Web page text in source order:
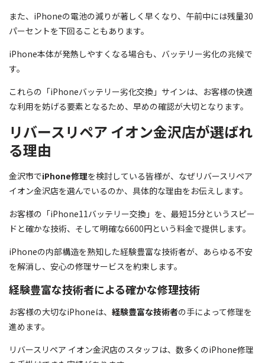
また、iPhoneの電池の減りが著しく早くなり、午前中には残量30
パーセントを下回ることもあります。
iPhone本体が発熱しやすくなる場合も、バッテリー劣化の兆候で
す。
これらの「iPhoneバッテリー劣化交換」サインは、お客様の快適
な利用を妨げる要素となるため、早めの確認が大切となります。
リバースリペア イオン金沢店が選ばれ
る理由
金沢市でiPhone修理を検討している皆様が、なぜリバースリペア
イオン金沢店を選んでいるのか、具体的な理由をお伝えします。
お客様の「iPhone11バッテリー交換」を、最短15分というスピー
ドと確かな技術、そして明確な6600円という料金で提供します。
iPhoneの内部構造を熟知した経験豊富な技術者が、あらゆる不安
を解消し、安心の修理サービスを約束します。
経験豊富な技術者による確かな修理技術
お客様の大切なiPhoneは、 経験豊富な技術者の手によって修理を
進めます。
リバースリペア イオン金沢店のスタッフは、数多くのiPhone修理